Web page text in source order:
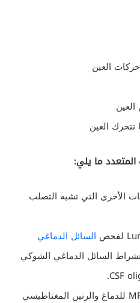
العين
العين
ما يلي:
الأخرى التي تشبه التصلب
السائل الدماغي
السائل الدماغي الشوكي
• الفحص بالرنين المغناطيسي MRI للدماغ والرنين المغناطيسي